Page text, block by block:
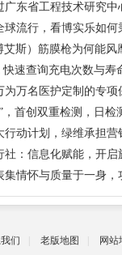
广东省工程技术研究中
球流行，看博实乐如何
艾斯）筋膜枪为何能风
快速查询充电次数与寿
为万名医护定制的专项
，首创双重检测，日检
行动计划，绿维承担营
社：信息化赋能，开启
集情怀与质量于一身，
们 老版地图 网站